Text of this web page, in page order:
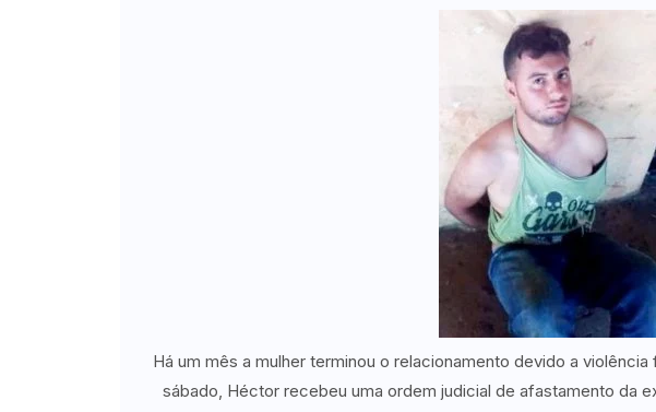
Há um mês a mulher terminou o relacionamento devido a
sábado, Héctor recebeu uma ordem judicial de afastamento da